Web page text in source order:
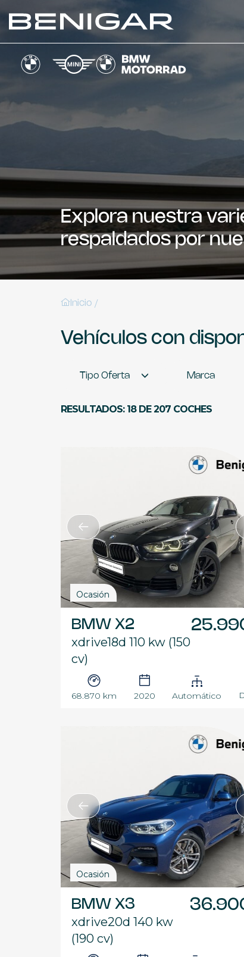
Explora nuestra
respaldados por
Inicio /
Vehículos con
Tipo Oferta Marca
RESULTADOS: 18 DE 207 COCHES
Ocasión
BMW X2
xdrive18d 110 kw (150
cv)
68.870 km 2020 Automático
Ocasión
BMW X3
xdrive20d 140 kw
(190 cv)